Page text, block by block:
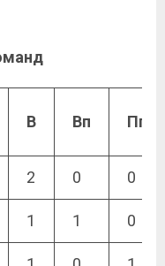
В Вп Пп
2 0 0
1 1 0